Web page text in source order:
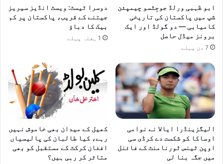
د
ی
ا
ابو ظہبی ورلڈ جوجِٹسو چیمپئن
شپ میں پاکستان کی تاریخی
کامیابی — دو گولڈ اور ایک
برونز میڈل حاصل
7 دن پہلے
دوسرا ٹیسٹ: ویسٹ انڈیز سیریز
جیتنے کے قریب، پاکستان پر کم
بیک کا دباؤ
1 ہفتہ پہلے
الیگزینڈرا ایالا نے نوامی
اوساکا کو شکست دے کرڈی سی
اوپن ٹینس ٹورنامنٹ کے فائنل
میں جگہ بنا لی
کھیل کے میدان بھی خاموش نہیں
رہے، کیا طالبان کی پالیسیاں
افغان کرکٹ کے مستقبل کو بھی
متاثر کر رہی ہیں؟